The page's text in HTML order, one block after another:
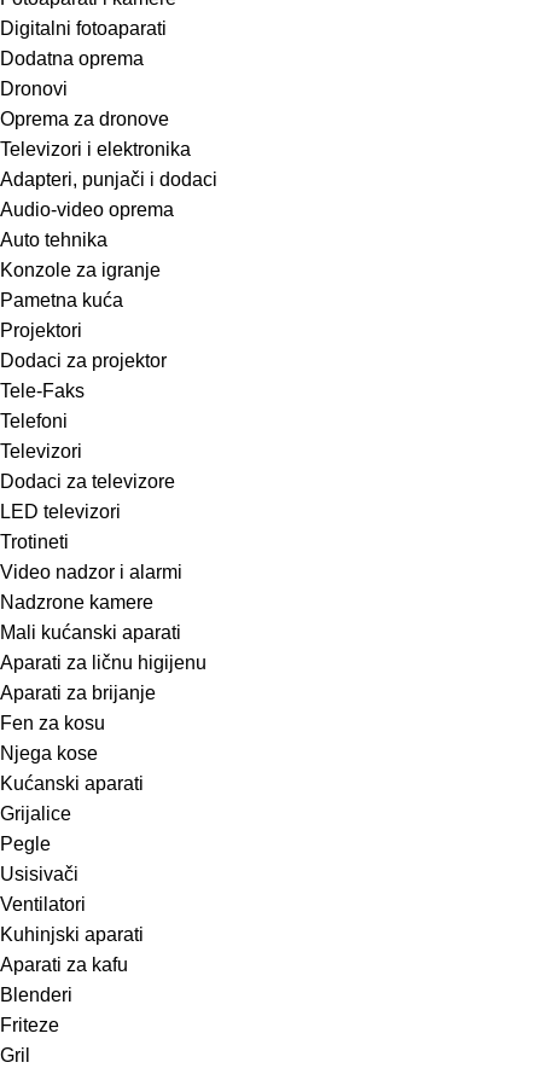
Digitalni fotoaparati
Dodatna oprema
Dronovi
Oprema za dronove
Televizori i elektronika
Adapteri, punjači i dodaci
Audio-video oprema
Auto tehnika
Konzole za igranje
Pametna kuća
Projektori
Dodaci za projektor
Tele-Faks
Telefoni
Televizori
Dodaci za televizore
LED televizori
Trotineti
Video nadzor i alarmi
Nadzrone kamere
Mali kućanski aparati
Aparati za ličnu higijenu
Aparati za brijanje
Fen za kosu
Njega kose
Kućanski aparati
Grijalice
Pegle
Usisivači
Ventilatori
Kuhinjski aparati
Aparati za kafu
Blenderi
Friteze
Gril